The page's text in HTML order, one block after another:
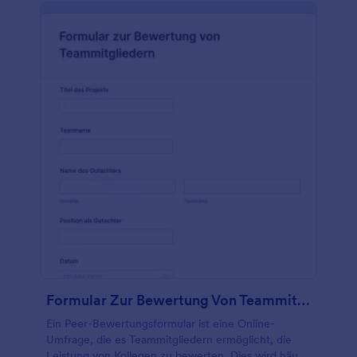
hinzufügen, um die Antworten zu verfolgen, ein
Unterschriftsfeld hinzufügen, um die Online-
deaktivieren, wenn Sie keine Informationen erfassen
und ein Online-Bewertungsformular haben, können
Formular Zur Bewertung Von Teammitgliedern
Ein Peer-Bewertungsformular ist eine Online-
Umfrage, die es Teammitgliedern ermöglicht, die